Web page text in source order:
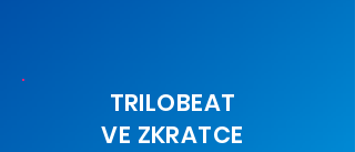
TRILOBEAT
VE ZKRATCE